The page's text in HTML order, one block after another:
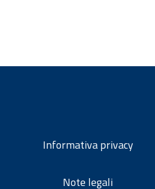
Informativa privacy
Note legali